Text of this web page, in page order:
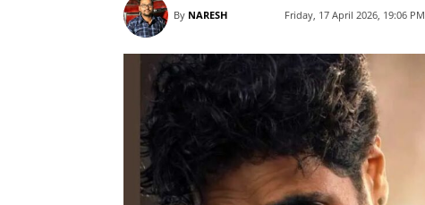
By NARESH Friday, 17 April 2026, 19:06 PM